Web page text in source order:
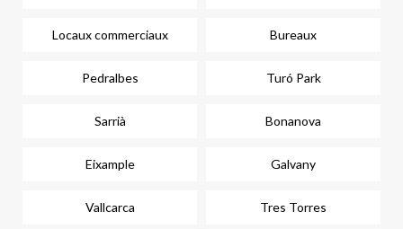
Locaux commerciaux Bureaux
Pedralbes Turó Park
Sarrià Bonanova
Eixample Galvany
Vallcarca Tres Torres